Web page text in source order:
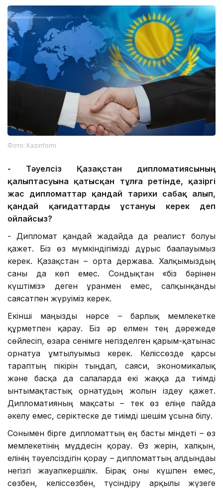
Фото: Kazinform
- Тәуелсіз Қазақстан дипломатиясының
қалыптасуына қатысқан тұлға ретінде, қазіргі
жас дипломаттар қандай тарихи сабақалып,
қандай қағидаттарды ұстануы керек деп
ойлайсыз?
- Дипломат қандай жағдайда да реалист болуы
қажет. Біз өз мүмкіндігімізді дұрыс бағалауымыз
керек. Қазақстан – орта держава. Халқымыздың
саны да көп емес. Сондықтан «біз бәрінен
күштіміз» деген ұранмен емес, салқынқанды
саясатпен жүруіміз керек.
Екінші маңызды нәрсе – барлық мемлекетке
құрметпен қарау. Біз әр елмен тең дәрежеде
сөйлесіп, өзара сенімге негізделген қарым-қатынас
орнатуға ұмтылуымыз керек. Келіссөзде қарсы
тараптың пікірін тыңдап, саяси, экономикалық
және басқа да салаларда екі жаққа да тиімді
ынтымақтастық орнатудың жолын іздеу қажет.
Дипломатияның мақсаты – тек өз еліңе пайда
әкелу емес, серіктеске де тиімді шешім ұсына білу.
Сонымен бірге дипломаттың ең басты міндеті – өз
мемлекетінің мүддесін қорғау. Өз жерін, халқын,
елінің тәуелсіздігін қорғау – дипломаттың алдындағы
негізгі жауапкершілік. Бірақ оны күшпен емес,
сөзбен, келіссөзбен, түсіндіру арқылы жүзеге